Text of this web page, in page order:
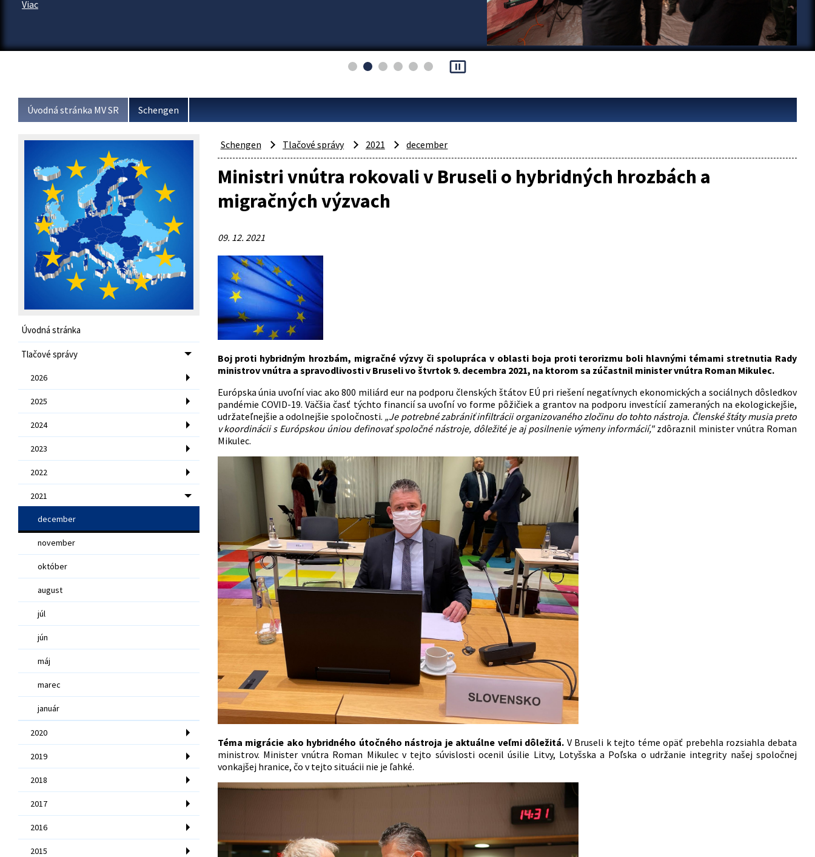
Viac
pause_presentation
Úvodná stránka MV SR Schengen
Úvodná stránka
Tlačové správy
2026
2025
2024
2023
2022
2021
december
november
október
august
júl
jún
máj
marec
január
2020
2019
2018
2017
2016
2015
Schengen Tlačové správy 2021 december
Ministri vnútra rokovali v Bruseli o hybridných hrozbách a
migračných výzvach
09. 12. 2021
Boj proti hybridným hrozbám, migračné výzvy či spolupráca v oblasti boja proti terorizmu boli hlavnými témami stretnutia Rady
ministrov vnútra a spravodlivosti v Bruseli vo štvrtok 9. decembra 2021, na ktorom sa zúčastnil minister vnútra Roman Mikulec.
Európska únia uvoľní viac ako 800 miliárd eur na podporu členských štátov EÚ pri riešení negatívnych ekonomických a sociálnych dôsledkov
pandémie COVID-19. Väčšia časť týchto financií sa uvoľní vo forme pôžičiek a grantov na podporu investícií zameraných na ekologickejšie,
udržateľnejšie a odolnejšie spoločnosti. „Je potrebné zabrániť infiltrácii organizovaného zločinu do tohto nástroja. Členské štáty musia preto
v koordinácii s Európskou úniou definovať spoločné nástroje, dôležité je aj posilnenie výmeny informácií,"zdôraznil minister vnútra Roman
Mikulec.
Téma migrácie ako hybridného útočného nástroja je aktuálne veľmi dôležitá. V Bruseli k tejto téme opäť prebehla rozsiahla debata
ministrov. Minister vnútra Roman Mikulec v tejto súvislosti ocenil úsilie Litvy, Lotyšska a Poľska o udržanie integrity našej spoločnej
vonkajšej hranice, čo v tejto situácii nie je ľahké.